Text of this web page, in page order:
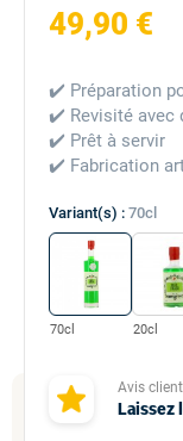
Avis
Laissez
✔️ Préparation
✔️ Revisité avec
✔️ Prêt à servir
✔️ Fabrication
Variant(s) : 70cl
70cl 20cl
49,90 €